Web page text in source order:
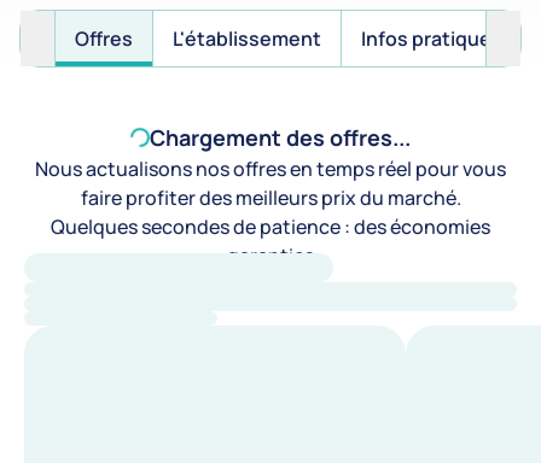
Offres L'établissement Infos pratiques
Chargement des offres...
Nous actualisons nos offres en temps réel pour vous
faire profiter des meilleurs prix du marché.
Quelques secondes de patience : des économies
garanties